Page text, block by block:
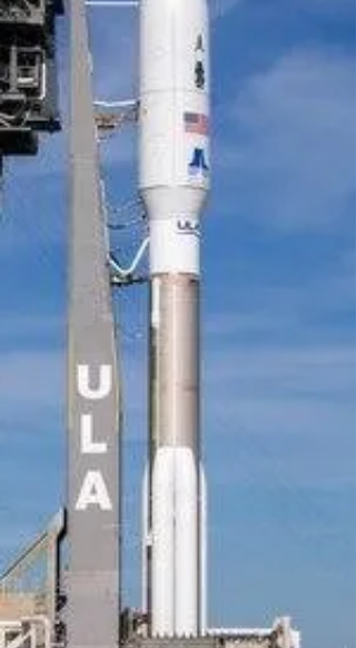
Canadá e a Índia.
No dia 18 de setembro o Primeiro-Ministro
do Canadá, Justin Trudeau, acusou
formalmente o governo indiano de
assassinar, em junho deste...